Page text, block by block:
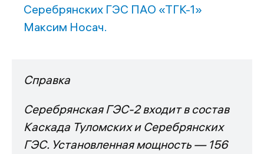
Серебрянских ГЭС ПАО «ТГК-1»
Максим Носач.
Справка
Серебрянская ГЭС-2 входит в состав
Каскада Туломских и Серебрянских
ГЭС. Установленная мощность — 156